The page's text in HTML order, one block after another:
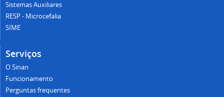
Sistemas Auxiliares
RESP - Microcefalia
SIME
Serviços
O Sinan
Funcionamento
Perguntas frequentes